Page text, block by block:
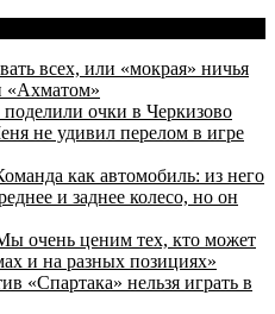
всех, или «мокрая» ничья
«Ахматом»
очки в Черкизово
не удивил перелом в игре
как автомобиль: из него
и заднее колесо, но он
очень ценим тех, кто может
и на разных позициях»
«Спартака» нельзя играть в